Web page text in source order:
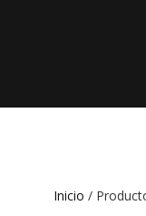
Inicio /